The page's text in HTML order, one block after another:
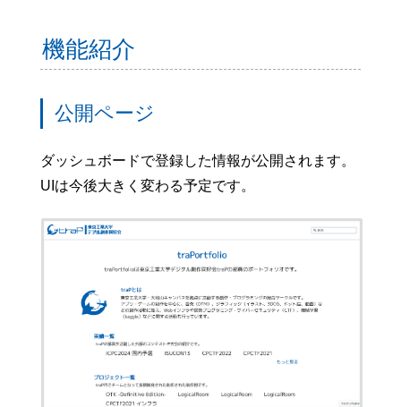
機能紹介
公開ページ
ダッシュボードで登録した情報が公開されます。
UIは今後大きく変わる予定です。